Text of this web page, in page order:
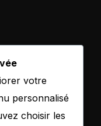
votre
personnalisé
choisir les